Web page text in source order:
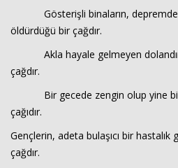
Gösterişli binaların, depremde
öldürdüğü bir çağdır.
Akla hayale gelmeyen
çağdır.
Bir gecede zengin olup yine bir
çağıdır.
Gençlerin, adeta bulaşıcı bir
çağdır.